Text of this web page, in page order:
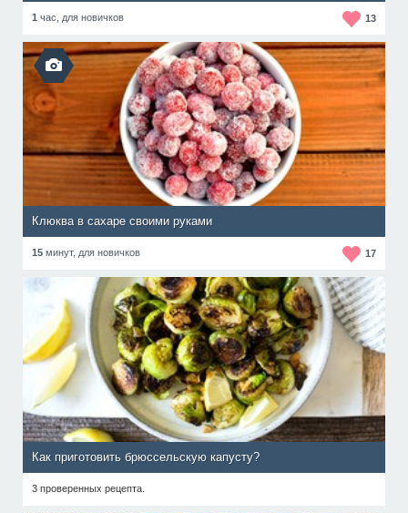
1 час, для новичков 13
Клюква в сахаре своими руками
15 минут, для новичков 17
Как приготовить брюссельскую капусту?
3 проверенных рецепта.